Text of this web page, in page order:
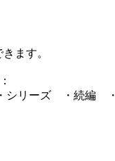
ます。
：
シリーズ ・続編